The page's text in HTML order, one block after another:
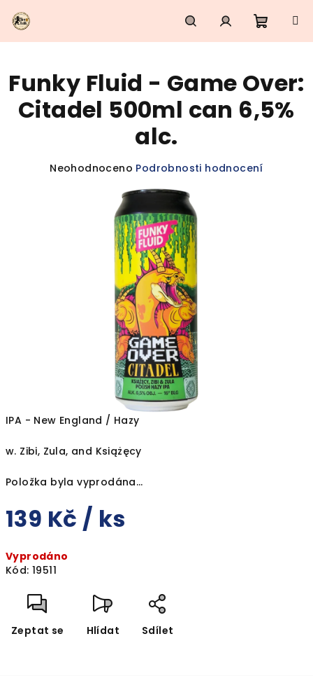
na
obsah
HledatPřihlášení
košík
IPA - New England / Hazy
w. Zibi, Zula, and Książęcy
Položka byla vyprodána…
139 Kč / ks
cena:
Vyprodáno
Kód: 19511
Zeptat se Hlídat Sdílet
Funky Fluid - Game Over:
Citadel 500ml can 6,5%
alc.
Průměrné
Neohodnoceno Podrobnosti hodnocení